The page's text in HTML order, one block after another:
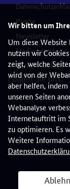
Wir bitten um
Um diese Website
nutzen wir
zeigt, welche
wird von der
aber helfen, indem
unseren Seiten
Webanalyse
Internetauftritt im
zu optimieren. Es
Weitere
Presse
Newsletter
Medienplattform
Barriere melden
Folgen Sie uns: